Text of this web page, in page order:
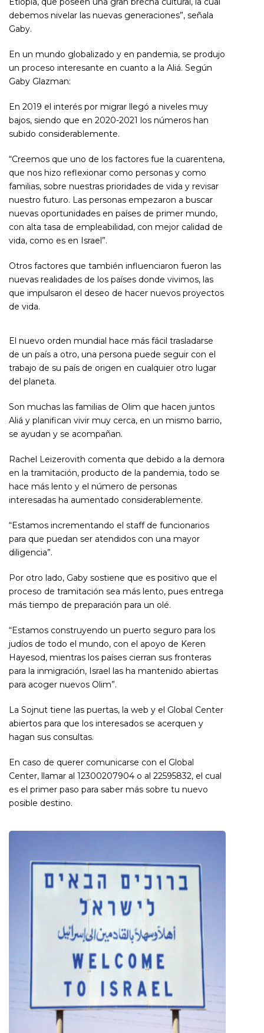
debemos nivelar las nuevas generaciones”, señala
Gaby.
En un mundo globalizado y en pandemia, se produjo
un proceso interesante en cuanto a la Aliá. Según
Gaby Glazman:
En 2019 el interés por migrar llegó a niveles muy
bajos, siendo que en 2020-2021 los números han
subido considerablemente.
“Creemos que uno de los factores fue la cuarentena,
que nos hizo reflexionar como personas y como
familias, sobre nuestras prioridades de vida y revisar
nuestro futuro. Las personas empezaron a buscar
nuevas oportunidades en países de primer mundo,
con alta tasa de empleabilidad, con mejor calidad de
vida, como es en Israel”.
Otros factores que también influenciaron fueron las
nuevas realidades de los países donde vivimos, las
que impulsaron el deseo de hacer nuevos proyectos
de vida.
El nuevo orden mundial hace más fácil trasladarse
de un país a otro, una persona puede seguir con el
trabajo de su país de origen en cualquier otro lugar
del planeta.
Son muchas las familias de Olim que hacen juntos
Aliá y planifican vivir muy cerca, en un mismo barrio,
se ayudan y se acompañan.
Rachel Leizerovith comenta que debido a la demora
en la tramitación, producto de la pandemia, todo se
hace más lento y el número de personas
interesadas ha aumentado considerablemente.
“Estamos incrementando el staff de funcionarios
para que puedan ser atendidos con una mayor
diligencia”.
Por otro lado, Gaby sostiene que es positivo que el
proceso de tramitación sea más lento, pues entrega
más tiempo de preparación para un olé.
“Estamos construyendo un puerto seguro para los
judíos de todo el mundo, con el apoyo de Keren
Hayesod, mientras los países cierran sus fronteras
para la inmigración, Israel las ha mantenido abiertas
para acoger nuevos Olim”.
La Sojnut tiene las puertas, la web y el Global Center
abiertos para que los interesados se acerquen y
hagan sus consultas.
En caso de querer comunicarse con el Global
Center, llamar al 12300207904 o al 22595832, el cual
es el primer paso para saber más sobre tu nuevo
posible destino.